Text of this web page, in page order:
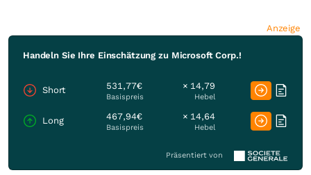
Anzeige
Handeln Sie Ihre Einschätzung zu Microsoft Corp.!
Short 531,77€
Basispreis
× 14,79
Hebel
Long 467,94€
Basispreis
× 14,64
Hebel
Präsentiert von